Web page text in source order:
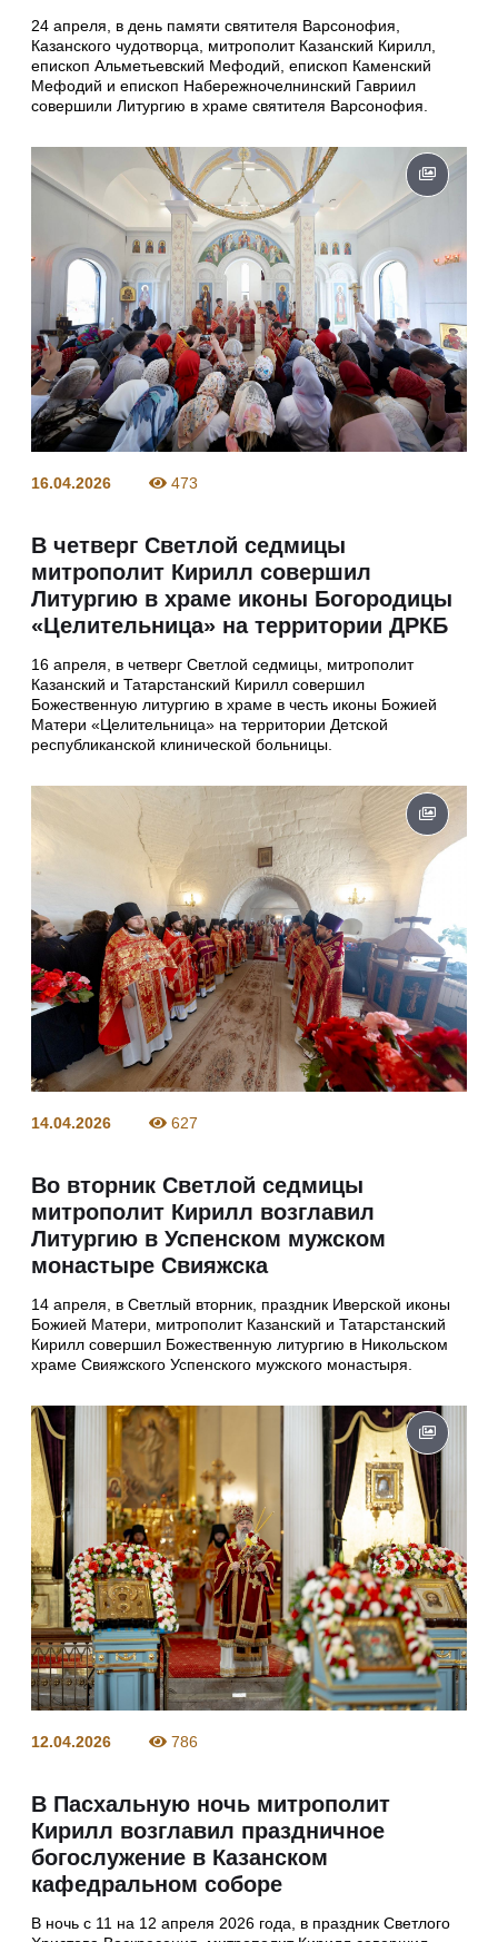
24 апреля, в день памяти святителя Варсонофия,
Казанского чудотворца, митрополит Казанский Кирилл,
епископ Альметьевский Мефодий, епископ Каменский
Мефодий и епископ Набережночелнинский Гавриил
совершили Литургию в храме святителя Варсонофия.
16.04.2026 473
В четверг Светлой седмицы
митрополит Кирилл совершил
Литургию в храме иконы Богородицы
«Целительница» на территории ДРКБ
16 апреля, в четверг Светлой седмицы, митрополит
Казанский и Татарстанский Кирилл совершил
Божественную литургию в храме в честь иконы Божией
Матери «Целительница» на территории Детской
республиканской клинической больницы.
14.04.2026 627
Во вторник Светлой седмицы
митрополит Кирилл возглавил
Литургию в Успенском мужском
монастыре Свияжска
14 апреля, в Светлый вторник, праздник Иверской иконы
Божией Матери, митрополит Казанский и Татарстанский
Кирилл совершил Божественную литургию в Никольском
храме Свияжского Успенского мужского монастыря.
12.04.2026 786
В Пасхальную ночь митрополит
Кирилл возглавил праздничное
богослужение в Казанском
кафедральном соборе
В ночь с 11 на 12 апреля 2026 года, в праздник Светлого